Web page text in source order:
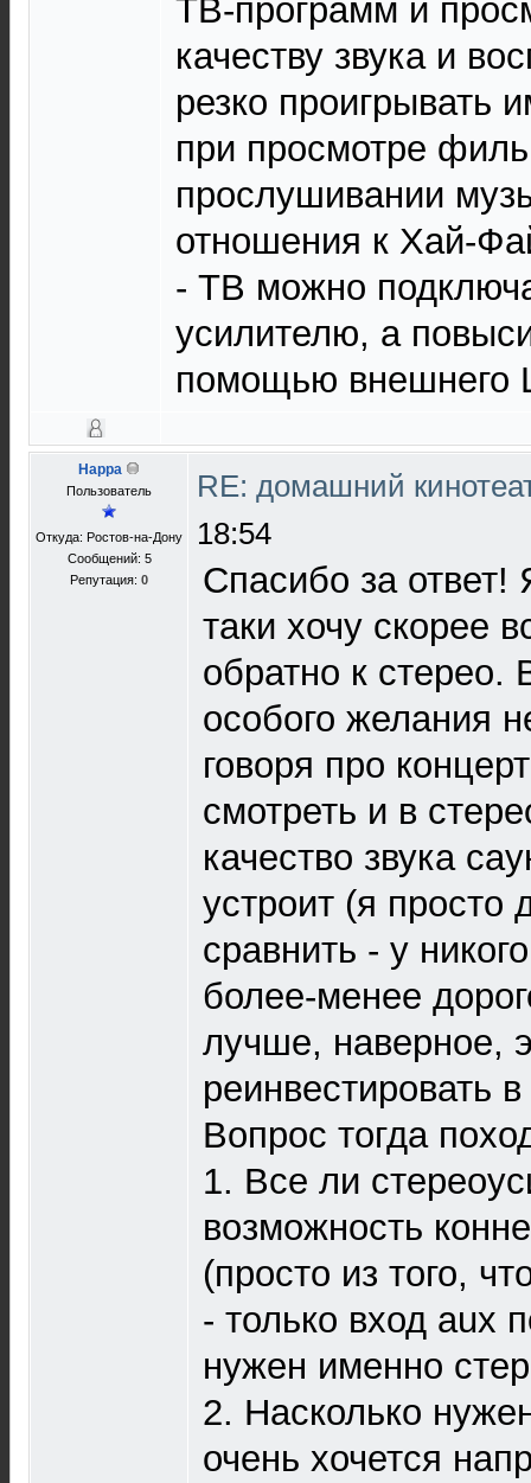
ТВ-программ и
качеству звука и
резко проигрывать
при просмотре
прослушивании
отношения к Хай-
- ТВ можно
усилителю, а
помощью внешнего
Happa
Пользователь
Откуда: Ростов-на-Дону
Сообщений: 5
Репутация: 0
RE: домашний
18:54
Спасибо за ответ!
таки хочу скорее
обратно к стерео.
особого желания
говоря про
смотреть и в
качество звука
устроит (я просто
сравнить - у
более-менее
лучше, наверное,
реинвестировать
Вопрос тогда
1. Все ли
возможность
(просто из того,
- только вход aux
нужен именно
2. Насколько
очень хочется